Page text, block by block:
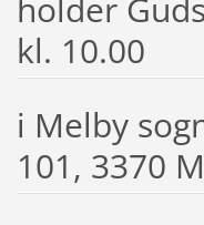
holder
kl. 10.00
i Melby
101, 3370